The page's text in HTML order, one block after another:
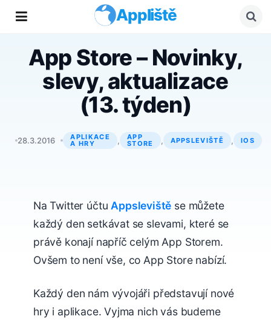
Appliště
App Store – Novinky,
slevy, aktualizace
(13. týden)
Petr Záviška
28.3.2016 APLIKACE
A HRY , APP
STORE , APPSLEVIŠTĚ , IOS
Na Twitter účtu Appsleviště se můžete
každý den setkávat se slevami, které se
právě konají napříč celým App Storem.
Ovšem to není vše, co App Store nabízí.
Každý den nám vývojáři představují nové
hry i aplikace. Vyjma nich vás budeme